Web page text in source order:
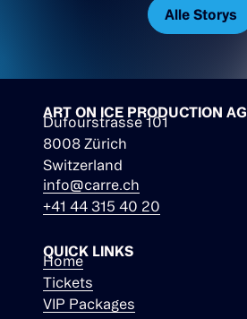
Alle Storys
ART ON ICE PRODUCTION AG
Dufourstrasse 101
8008 Zürich
Switzerland
info@carre.ch
+41 44 315 40 20
QUICK LINKS
Home
Tickets
VIP Packages